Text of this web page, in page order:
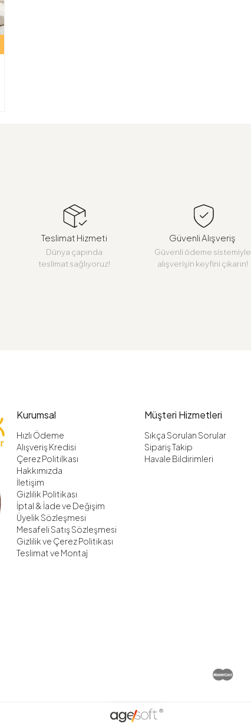
Teslimat Hizmeti
Dünya çapında
teslimat sağlıyoruz!
Güvenli Alışveriş
Güvenli ödeme sistemiyle
alışverişin keyfini çıkarın!
Kurumsal
Hızlı Ödeme
Alışveriş Kredisi
Çerez Politilkası
Hakkımızda
İletişim
Gizlilik Politikası
İptal & İade ve Değişim
Üyelik Sözleşmesi
Mesafeli Satış Sözleşmesi
Gizlilik ve Çerez Politikası
Teslimat ve Montaj
Müşteri Hizmetleri
Sıkça Sorulan Sorular
Sipariş Takip
Havale Bildirimleri